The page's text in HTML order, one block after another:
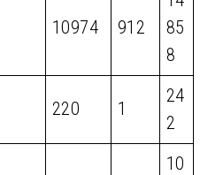
10974 912
85
8
220 1
24
2
10